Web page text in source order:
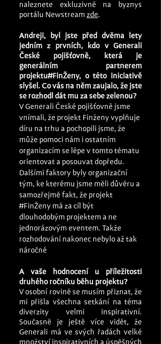
naleznete exkluzivně na byznys
portálu Newstream zde.
Andreji, byl jste před dvěma lety
jedním z prvních, kdo v Generali
České pojišťovně, která je
generálním partnerem
projektu#FinŽeny, o této iniciativě
slyšel. Co vás na něm zaujalo, že jste
se rozhodl dát mu za sebe zelenou?
V Generali České pojišťovně jsme
vnímali, že projekt Finženy vyplňuje
díru na trhu a pochopili jsme, že
může pomoci nám i ostatním
organizacím se lépe v tomto tématu
orientovat a posouvat dopředu.
Dalšími faktory byly organizační
tým, ke kterému jsme měli důvěru a
samozřejmě fakt, že projekt
#FinŽeny má za cíl být
dlouhodobým projektem a ne
jednorázovým eventem. Takže
rozhodování nakonec nebylo až tak
náročné
A vaše hodnocení u příležitosti
druhého ročníku běhu projektu?
V osobní rovině se musím přiznat, že
mi přišla všechna setkání na téma
diverzity velmi inspirativní.
Současně je ještě více vidět, že
Generali má ve svých řadách velké